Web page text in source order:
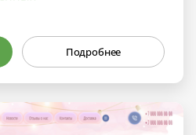
Подробнее